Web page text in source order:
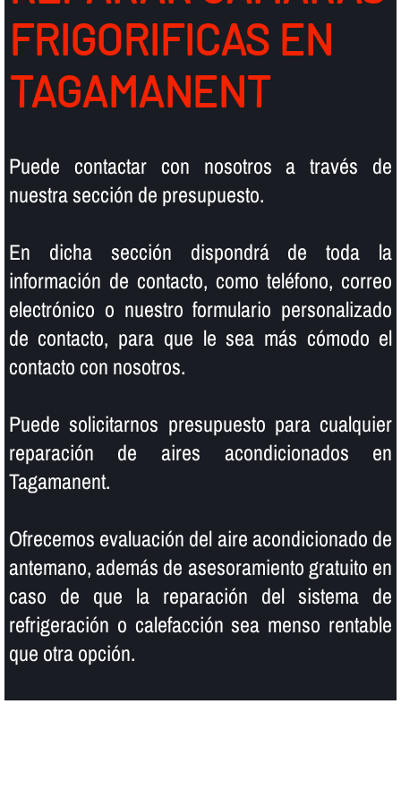
FRIGORIFICAS EN
TAGAMANENT
Puede contactar con nosotros a través de
nuestra sección de presupuesto.
En dicha sección dispondrá de toda la
información de contacto, como teléfono, correo
electrónico o nuestro formulario personalizado
de contacto, para que le sea más cómodo el
contacto con nosotros.
Puede solicitarnos presupuesto para cualquier
reparación de aires acondicionados en
Tagamanent.
Ofrecemos evaluación del aire acondicionado de
antemano, además de asesoramiento gratuito en
caso de que la reparación del sistema de
refrigeración o calefacción sea menso rentable
que otra opción.